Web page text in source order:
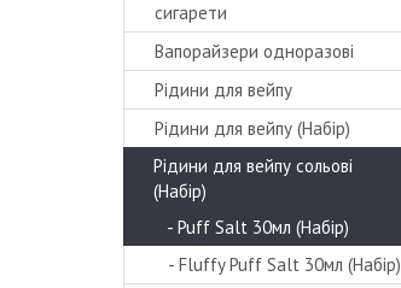
сигарети
Вапорайзери одноразові
Рідини для вейпу
Рідини для вейпу (Набір)
Рідини для вейпу сольові
(Набір)
- Puff Salt 30мл (Набір)
- Fluffy Puff Salt 30мл (Набір)